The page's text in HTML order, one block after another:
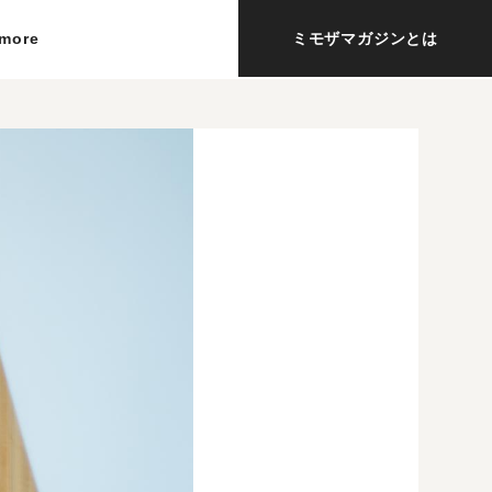
ミモザマガジンとは